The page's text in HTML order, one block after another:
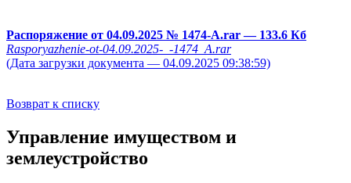
Распоряжение от 04.09.2025 № 1474-А.rar— 133.6 Кб
Rasporyazhenie-ot-04.09.2025-_-1474_A.rar
(Дата загрузки документа — 04.09.2025 09:38:59)
Возврат к списку
Управление имуществом и
землеустройство